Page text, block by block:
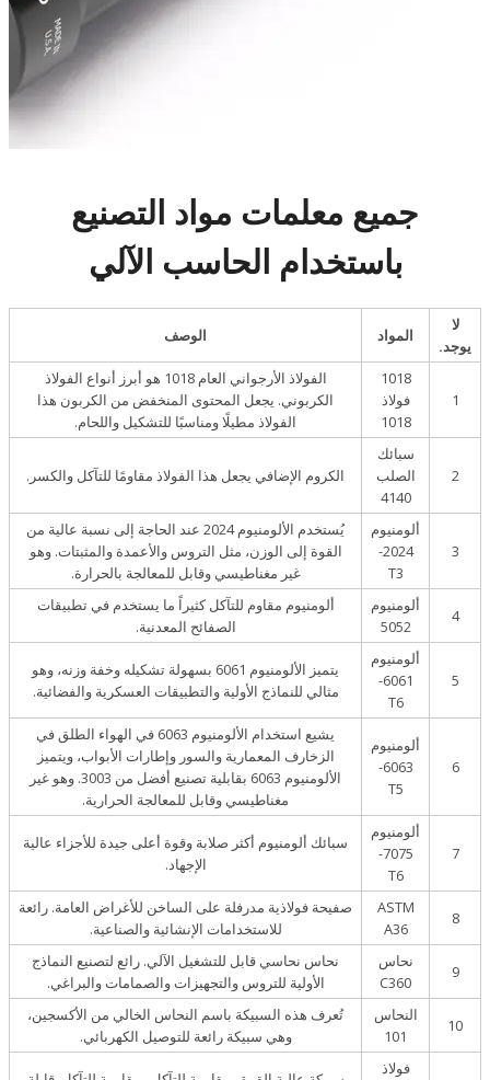
جميع معلمات مواد التصنيع
باستخدام الحاسب الآلي
لا
يوجد.
المواد الوصف
1
1018
فولاذ
1018
الفولاذ الأرجواني العام 1018 هو أبرز أنواع الفولاذ
الكربوني. يجعل المحتوى المنخفض من الكربون هذا
الفولاذ مطيلًا ومناسبًا للتشكيل واللحام.
2
سبائك
الصلب
4140
الكروم الإضافي يجعل هذا الفولاذ مقاومًا للتآكل والكسر.
3
ألومنيوم
2024-
T3
يُستخدم الألومنيوم 2024 عند الحاجة إلى نسبة عالية من
القوة إلى الوزن، مثل التروس والأعمدة والمثبتات. وهو
غير مغناطيسي وقابل للمعالجة بالحرارة.
4
ألومنيوم
5052
ألومنيوم مقاوم للتآكل كثيراً ما يستخدم في تطبيقات
الصفائح المعدنية.
5
ألومنيوم
6061-
T6
يتميز الألومنيوم 6061 بسهولة تشكيله وخفة وزنه، وهو
مثالي للنماذج الأولية والتطبيقات العسكرية والفضائية.
6
ألومنيوم
6063-
T5
يشيع استخدام الألومنيوم 6063 في الهواء الطلق في
الزخارف المعمارية والسور وإطارات الأبواب، ويتميز
الألومنيوم 6063 بقابلية تصنيع أفضل من 3003. وهو غير
مغناطيسي وقابل للمعالجة الحرارية.
7
ألومنيوم
7075-
T6
سبائك ألومنيوم أكثر صلابة وقوة أعلى جيدة للأجزاء عالية
الإجهاد.
8
ASTM
A36
صفيحة فولاذية مدرفلة على الساخن للأغراض العامة. رائعة
للاستخدامات الإنشائية والصناعية.
9
نحاس
C360
نحاس نحاسي قابل للتشغيل الآلي. رائع لتصنيع النماذج
الأولية للتروس والتجهيزات والصمامات والبراغي.
10
النحاس
101
تُعرف هذه السبيكة باسم النحاس الخالي من الأكسجين،
وهي سبيكة رائعة للتوصيل الكهربائي.
فولاذ